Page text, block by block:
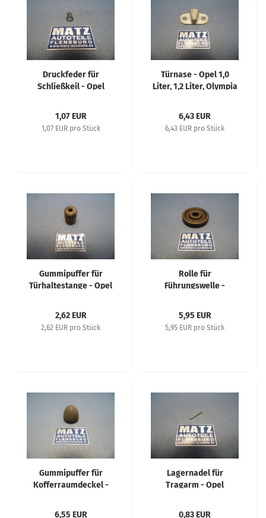
Druckfeder für
Schließkeil - Opel
1,75 to, Admiral 38
1,07 EUR
1,07 EUR pro Stück
Türnase - Opel 1,0
Liter, 1,2 Liter, Olympia
to, Admiral 38/39
6,43 EUR
6,43 EUR pro Stück
Gummipuffer für
Türhaltestange - Opel
1,3 L, Opel 1,8 L, Opel 2
Liter, Super 6, Blitz 1,5
2,62 EUR
2,62 EUR pro Stück
Rolle für
Führungswelle -
1947 - 1950, Kapitän
1951, Admiral 38/39
5,95 EUR
5,95 EUR pro Stück
Gummipuffer für
Kofferraumdeckel -
6,55 EUR
Lagernadel für
Tragarm - Opel
0,83 EUR